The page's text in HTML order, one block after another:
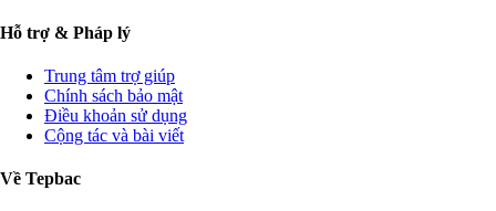
Hỗ trợ & Pháp lý
Trung tâm trợ giúp
Chính sách bảo mật
Điều khoản sử dụng
Cộng tác và bài viết
Về Tepbac